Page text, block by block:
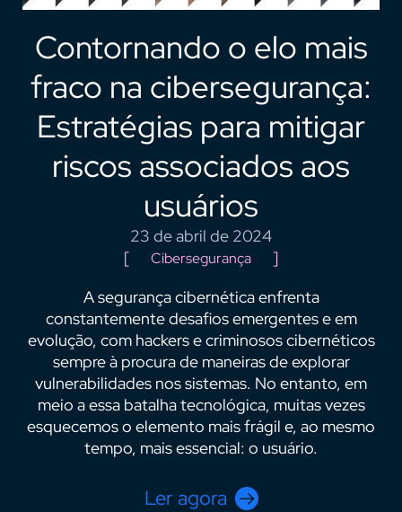
Contornando o elo mais
fraco na cibersegurança:
Estratégias para mitigar
riscos associados aos
usuários
23 de abril de 2024
Cibersegurança
A segurança cibernética enfrenta
constantemente desafios emergentes e em
evolução, com hackers e criminosos cibernéticos
sempre à procura de maneiras de explorar
vulnerabilidades nos sistemas. No entanto, em
meio a essa batalha tecnológica, muitas vezes
esquecemos o elemento mais frágil e, ao mesmo
tempo, mais essencial: o usuário.
Ler agora